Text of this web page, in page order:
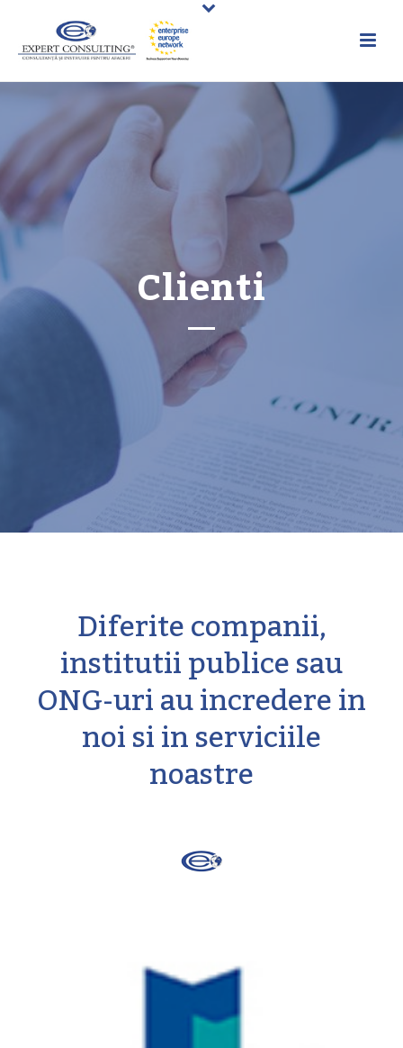
Clienti
Diferite companii,
institutii publice sau
ONG-uri au incredere in
noi si in serviciile
noastre